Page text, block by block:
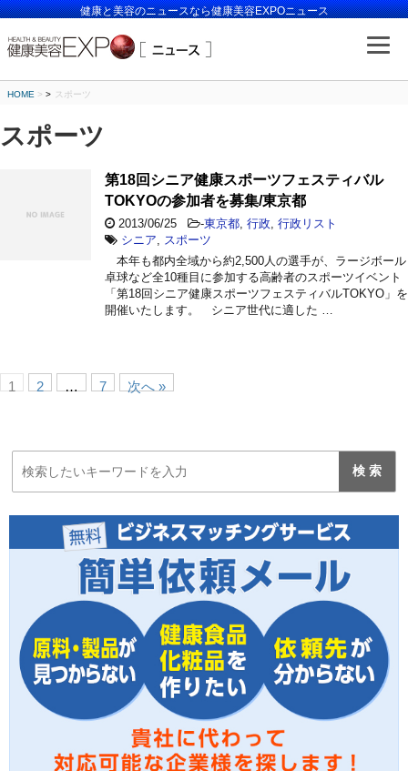
健康と美容のニュースなら健康美容EXPOニュース
HOME > スポーツ
スポーツ
第18回シニア健康スポーツフェスティバル
TOKYOの参加者を募集/東京都
2013/06/25 -東京都 行政 行政リスト
シニア
スポーツ
本年も都内全域から約2,500人の選手が、ラージボール
卓球など全10種目に参加する高齢者のスポーツイベント
「第18回シニア健康スポーツフェスティバルTOKYO」を
開催いたします。 シニア世代に適した …
1 2 … 7 次へ »